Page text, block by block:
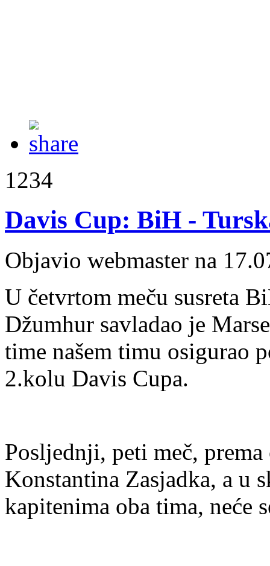
1234
Davis Cup: BiH -
Objavio webmaster na
U četvrtom meču susreta
Džumhur savladao je
time našem timu osigurao
2.kolu Davis Cupa.
Posljednji, peti meč,
Konstantina Zasjadka, a u
kapitenima oba tima, neće